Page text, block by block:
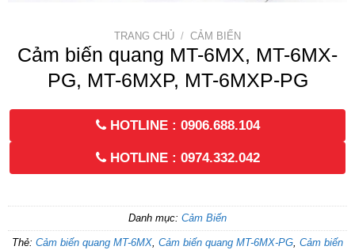
TRANG CHỦ / CẢM BIẾN
Cảm biến quang MT-6MX, MT-6MX-
PG, MT-6MXP, MT-6MXP-PG
HOTLINE : 0906.688.104
HOTLINE : 0974.332.042
Danh mục: Cảm Biến
Thẻ: Cảm biến quang MT-6MX, Cảm biến quang MT-6MX-PG, Cảm biến